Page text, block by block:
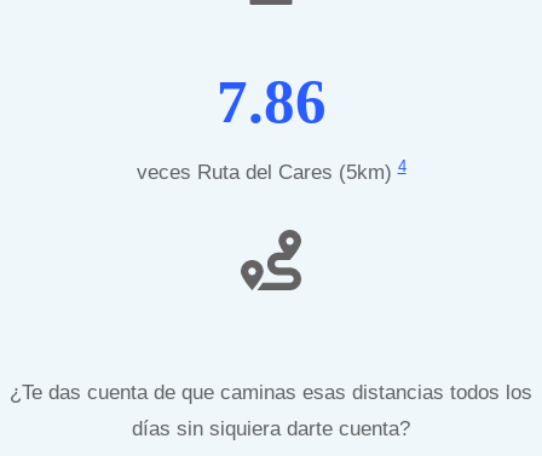
7.86
veces Ruta del Cares (5km)4
¿Te das cuenta de que caminas esas distancias todos los
días sin siquiera darte cuenta?